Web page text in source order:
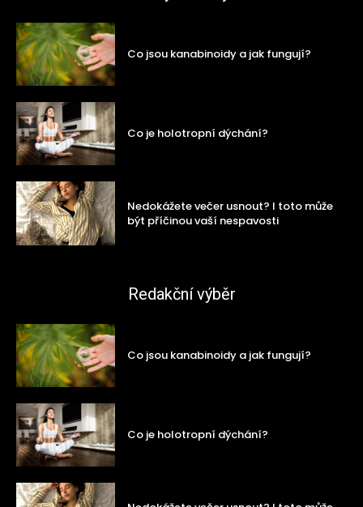
Co jsou kanabinoidy a jak fungují?
Co je holotropní dýchání?
Nedokážete večer usnout? I toto může
být příčinou vaší nespavosti
Redakční výběr
Co jsou kanabinoidy a jak fungují?
Co je holotropní dýchání?